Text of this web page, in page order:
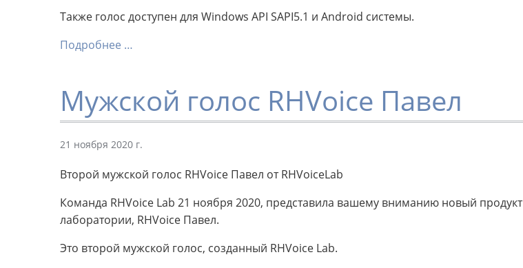
Также голос доступен для Windows API SAPI5.1 и Android системы.
Подробнее …
Мужской голос RHVoice Павел
21 ноября 2020 г.
Второй мужской голос RHVoice Павел от RHVoiceLab
Команда RHVoice Lab 21 ноября 2020, представила вашему вниманию новый продукт
лаборатории, RHVoice Павел.
Это второй мужской голос, созданный RHVoice Lab.